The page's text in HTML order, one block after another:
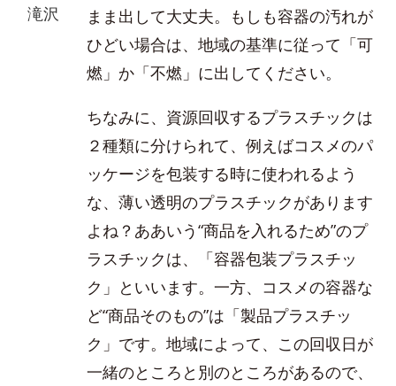
滝沢
まま出して大丈夫。もしも容器の汚れが
ひどい場合は、地域の基準に従って「可
燃」か「不燃」に出してください。
ちなみに、資源回収するプラスチックは
２種類に分けられて、例えばコスメのパ
ッケージを包装する時に使われるよう
な、薄い透明のプラスチックがあります
よね？ああいう“商品を入れるため”のプ
ラスチックは、「容器包装プラスチッ
ク」といいます。一方、コスメの容器な
ど“商品そのもの”は「製品プラスチッ
ク」です。地域によって、この回収日が
一緒のところと別のところがあるので、